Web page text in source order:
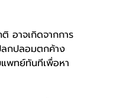
อาจเกิดจากการ
กปลอมตกค้าง
พทย์ทันทีเพื่อหา